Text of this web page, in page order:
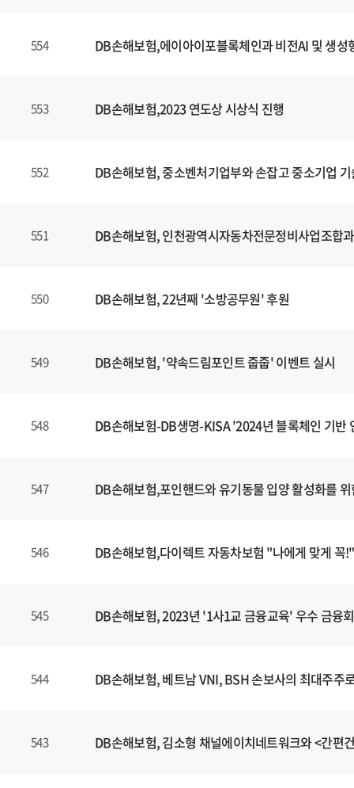
554 DB손해보험,에이아이포블록체인과 비전AI 및 생
553 DB손해보험,2023 연도상 시상식 진행
552 DB손해보험, 중소벤처기업부와 손잡고 중소기업
551 DB손해보험, 인천광역시자동차전문정비사업조합
550 DB손해보험, 22년째 '소방공무원' 후원
549 DB손해보험, '약속드림포인트 줍줍' 이벤트 실시
548 DB손해보험-DB생명-KISA '2024년 블록체인 기반
547 DB손해보험,포인핸드와 유기동물 입양 활성화를
546 DB손해보험,다이렉트 자동차보험 "나에게 맞게 꼭
545 DB손해보험, 2023년 '1사1교 금융교육' 우수 금융
544 DB손해보험, 베트남 VNI, BSH 손보사의 최대주주
543 DB손해보험, 김소형 채널에이치네트워크와 <간편